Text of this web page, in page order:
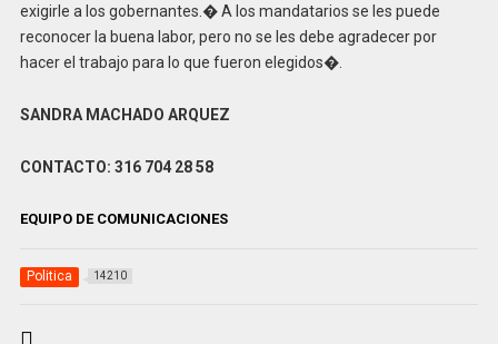
exigirle a los gobernantes.� A los mandatarios se les puede
reconocer la buena labor, pero no se les debe agradecer por
hacer el trabajo para lo que fueron elegidos�.
SANDRA MACHADO ARQUEZ
CONTACTO: 316 704 28 58
EQUIPO DE COMUNICACIONES
Politica 14210